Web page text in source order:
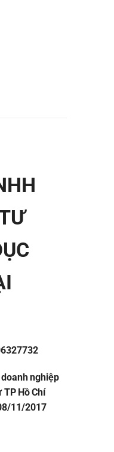
nghiệp
TP Hồ Chí
11/2017